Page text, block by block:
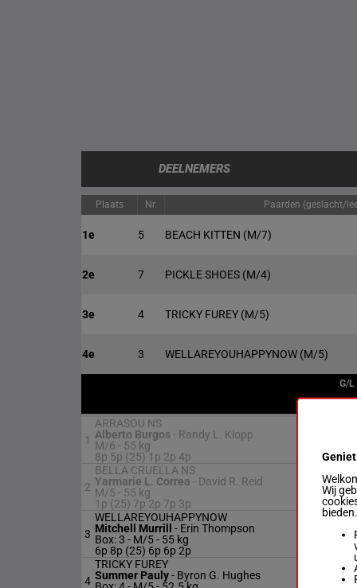
DEELNEMERS
Plaats Nr. Paarden (geslacht/
1e 5 BEACH KITTEN (M/7)
2e 7 PICKLE SHOES (M/4)
3e 4 TRICKY FUREY (M/5)
4e 3 WELLAREYOUHAPPYNOW (M/5)
G/L
1
ARRASOU NS
Alberto Burgos- Randy L. Klopp
M/6 - 55 kg
8p 5p (25) 1p 2p 4p
2
BELLA CRUELLA NS
Yarmarie L. Correa - David R. Reid
M/5 - 55 kg
1p (25) 7p 2p 7p 3p
M/
3
WELLAREYOUHAPPYNOW
Mitchell Murrill - Erin Thompson
Box: 3 - M/5 - 55 kg
6p 8p (25) 6p 6p 2p
M/
4
TRICKY FUREY
Summer Pauly- Byron G. Hughes
M/
Wij